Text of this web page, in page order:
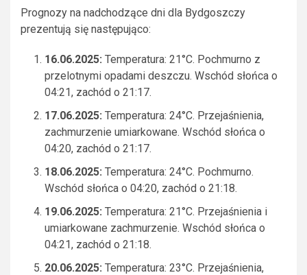
Prognozy na nadchodzące dni dla Bydgoszczy
prezentują się następująco:
16.06.2025: Temperatura: 21°C. Pochmurno z
przelotnymi opadami deszczu. Wschód słońca o
04:21, zachód o 21:17.
17.06.2025: Temperatura: 24°C. Przejaśnienia,
zachmurzenie umiarkowane. Wschód słońca o
04:20, zachód o 21:17.
18.06.2025: Temperatura: 24°C. Pochmurno.
Wschód słońca o 04:20, zachód o 21:18.
19.06.2025: Temperatura: 21°C. Przejaśnienia i
umiarkowane zachmurzenie. Wschód słońca o
04:21, zachód o 21:18.
20.06.2025: Temperatura: 23°C. Przejaśnienia,